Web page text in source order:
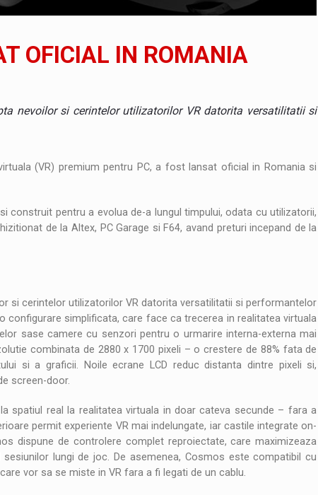
MEMBRU AL FAMILIEI: RANGE ROVER GT
pentru comanda intr-o gama extinsa de variante atragatoare
Demand
OFICIAL IN ROMANIA
nevoilor si cerintelor utilizatorilor VR datorita versatilitatii si
(VR) premium pentru PC, a fost lansat oficial in Romania si
construit pentru a evolua de-a lungul timpului, odata cu utilizatorii,
de la Altex, PC Garage si F64, avand preturi incepand de la
si cerintelor utilizatorilor VR datorita versatilitatii si performantelor
configurare simplificata, care face ca trecerea in realitatea virtuala
sase camere cu senzori pentru o urmarire interna-externa mai
combinata de 2880 x 1700 pixeli – o crestere de 88% fata de
si a graficii. Noile ecrane LCD reduc distanta dintre pixeli si,
screen-door.
spatiul real la realitatea virtuala in doar cateva secunde – fara a
permit experiente VR mai indelungate, iar castile integrate on-
dispune de controlere complet reproiectate, care maximizeaza
lungi de joc. De asemenea, Cosmos este compatibil cu
vor sa se miste in VR fara a fi legati de un cablu.